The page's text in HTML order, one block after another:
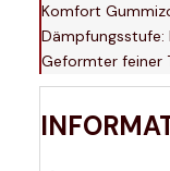
Komfort
Dämpfungsstufe:
Geformter feiner